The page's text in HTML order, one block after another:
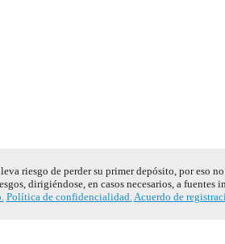
riesgo de perder su primer depósito, por eso
dirigiéndose, en casos necesarios, a fuentes
Política de confidencialidad.Acuerdo de